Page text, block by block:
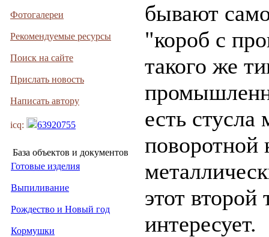
Фотогалереи
Рекомендуемые ресурсы
Поиск на сайте
Прислать новость
Написать автору
icq: 63920755
База объектов и документов
Готовые изделия
Выпиливание
Рождество и Новый год
Кормушки
бывают
"короб с
такого же
есть стусла
поворотной
этот второй
интересует.